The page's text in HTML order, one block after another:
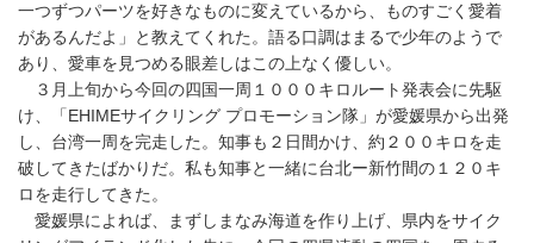
一つずつパーツを好きなものに変えているから、ものすごく愛着
があるんだよ」と教えてくれた。語る口調はまるで少年のようで
あり、愛車を見つめる眼差しはこの上なく優しい。
３月上旬から今回の四国一周１０００キロルート発表会に先駆
け、「EHIMEサイクリング プロモーション隊」が愛媛県から出発
し、台湾一周を完走した。知事も２日間かけ、約２００キロを走
破してきたばかりだ。私も知事と一緒に台北ー新竹間の１２０キ
ロを走行してきた。
愛媛県によれば、まずしまなみ海道を作り上げ、県内をサイク